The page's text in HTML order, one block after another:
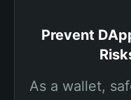
Prevent
As a wallet,